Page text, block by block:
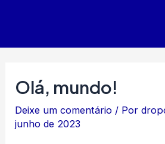
Olá, mundo!
Deixe um comentário / Por
junho de 2023